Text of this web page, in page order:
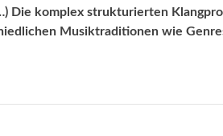
Die komplex strukturierten
Mu­siktraditionen wie